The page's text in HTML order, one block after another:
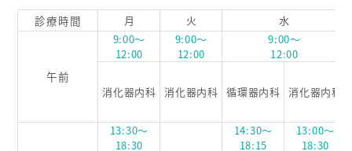
診療時間 月 火 水
午前
9:00～
12:00
9:00～
12:00
9:00～
12:00
消化器内科 消化器内科 循環器内科 消化器内科
13:30～
18:30
14:30～
18:15
13:00～
18:30